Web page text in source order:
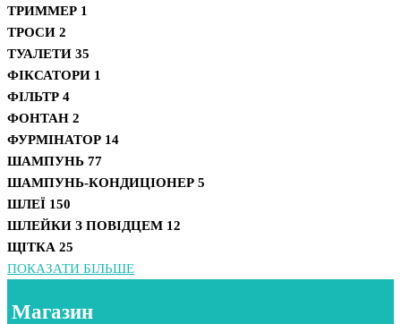
ТРИММЕР 1
ТРОСИ 2
ТУАЛЕТИ 35
ФІКСАТОРИ 1
ФІЛЬТР 4
ФОНТАН 2
ФУРМІНАТОР 14
ШАМПУНЬ 77
ШАМПУНЬ-КОНДИЦІОНЕР 5
ШЛЕЇ 150
ШЛЕЙКИ З ПОВІДЦЕМ 12
ЩІТКА 25
ПОКАЗАТИ БІЛЬШЕ
Магазин